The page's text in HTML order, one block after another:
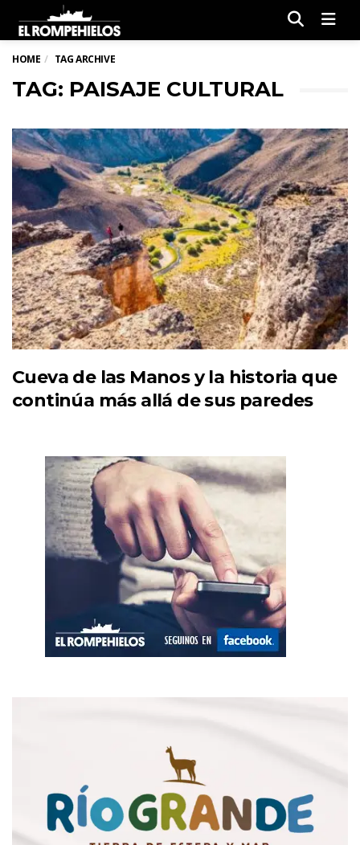
HOME TAG ARCHIVE
TAG: PAISAJE CULTURAL
Cueva de las Manos y la historia que
continúa más allá de sus paredes